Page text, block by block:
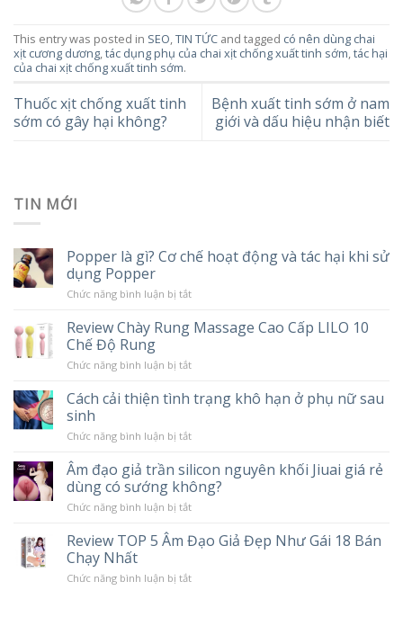
This entry was posted in SEO,TIN TỨC and tagged có nên dùng chai
xịt cương dương,tác dụng phụ của chai xịt chống xuất tinh sớm,tác hại
của chai xịt chống xuất tinh sớm.
Thuốc xịt chống xuất tinh
sớm có gây hại không?
Bệnh xuất tinh sớm ở nam
giới và dấu hiệu nhận biết
TIN MỚI
Popper là gì? Cơ chế hoạt động và tác hại khi sử
dụng Popper
Chức năng bình luận bị tắtở
gì?
hoạt
và
tác
khi
sử
Popper
Review Chày Rung Massage Cao Cấp LILO 10
Chế Độ Rung
Chức năng bình luận bị tắtở
Rung
Cấp
10
Chế
Độ
Rung
Cách cải thiện tình trạng khô hạn ở phụ nữ sau
sinh
Chức năng bình luận bị tắtở
thiện
tình
trạng
khô
ở
phụ
sau
sinh
Âm đạo giả trần silicon nguyên khối Jiuai giá rẻ
dùng có sướng không?
Chức năng bình luận bị tắtở
giả
nguyên
Review TOP 5 Âm Đạo Giả Đẹp Như Gái 18 Bán
Chạy Nhất
Chức năng bình luận bị tắtở